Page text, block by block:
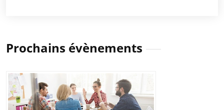
Prochains évènements